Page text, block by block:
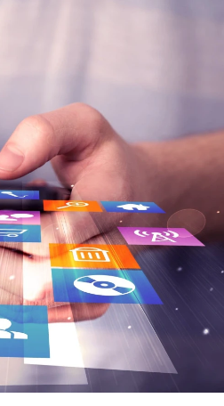
A KAPCSOLATOT!*